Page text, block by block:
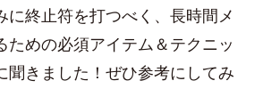
に終止符を打つべく、長時間メ
ための必須アイテム＆テクニッ
聞きました！ぜひ参考にしてみ